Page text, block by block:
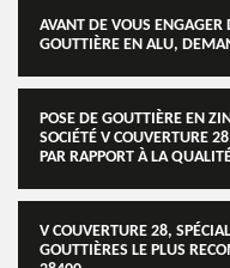
AVANT DE VOUS ENGAGER
GOUTTIÈRE EN ALU,
POSE DE GOUTTIÈRE EN
SOCIÉTÉ V COUVERTURE
PAR RAPPORT À LA
V COUVERTURE 28,
GOUTTIÈRES LE PLUS